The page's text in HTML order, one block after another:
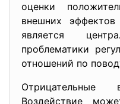
оценки
внешних
является
проблематики
отношений по
Воздействие